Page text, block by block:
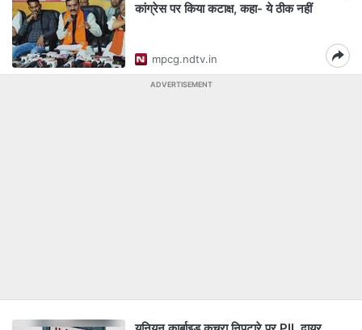
कांग्रेस पर किया कटाक्ष, कहा- ये ठीक नहीं
mpcg.ndtv.in
ADVERTISEMENT